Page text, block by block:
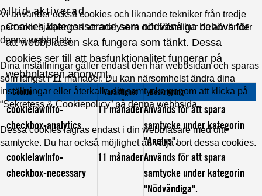
Vi använder också cookies och liknande tekniker från tredje
part som hjälper oss att analysera och förstå hur du använder
denna webbplats.
Dina inställningar gäller endast den här webbsidan och sparas
som längst i 11 månader. Du kan närsomhelst ändra dina
inställningar eller återkalla ditt samtycke genom att klicka på
“Sekretess & Cookiepolicy” på denna webbsida.
Dessa cookies lagras endast i din webbläsare med ditt
samtycke. Du har också möjlighet att välja bort dessa cookies.
Alltid aktiverad
Cookies kategoriserade som nödvändiga behövs för
att webbplatsen ska fungera som tänkt. Dessa
cookies ser till att basfunktionalitet fungerar på
webbplatsen anonymt.
Cookie Varaktighet Beskrivning
cookielawinfo-
checkbox-analytics
11 månaderAnvänds för att spara
samtycke under kategorin
"Analys".
cookielawinfo-
checkbox-necessary
11 månaderAnvänds för att spara
samtycke under kategorin
"Nödvändiga".